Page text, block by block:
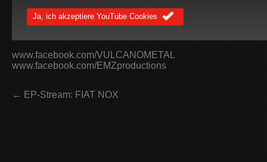
Ja, ich akzeptiere YouTube Cookies
www.facebook.com/VULCANOMETAL
www.facebook.com/EMZproductions
← EP-Stream: FIAT NOX